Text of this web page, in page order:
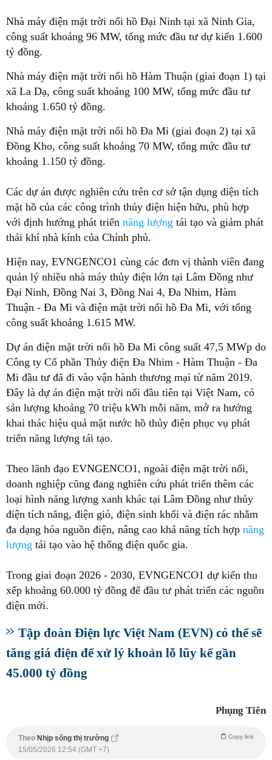
Nhà máy điện mặt trời nổi hồ Đại Ninh tại xã Ninh Gia,
công suất khoảng 96 MW, tổng mức đầu tư dự kiến 1.600
tỷ đồng.
Nhà máy điện mặt trời nổi hồ Hàm Thuận (giai đoạn 1) tại
xã La Dạ, công suất khoảng 100 MW, tổng mức đầu tư
khoảng 1.650 tỷ đồng.
Nhà máy điện mặt trời nổi hồ Đa Mi (giai đoạn 2) tại xã
Đồng Kho, công suất khoảng 70 MW, tổng mức đầu tư
khoảng 1.150 tỷ đồng.
Các dự án được nghiên cứu trên cơ sở tận dụng diện tích
mặt hồ của các công trình thủy điện hiện hữu, phù hợp
với định hướng phát triển năng lượng tái tạo và giảm phát
thải khí nhà kính của Chính phủ.
Hiện nay, EVNGENCO1 cùng các đơn vị thành viên đang
quản lý nhiều nhà máy thủy điện lớn tại Lâm Đồng như
Đại Ninh, Đồng Nai 3, Đồng Nai 4, Đa Nhim, Hàm
Thuận - Đa Mi và điện mặt trời nổi hồ Đa Mi, với tổng
công suất khoảng 1.615 MW.
Dự án điện mặt trời nổi hồ Đa Mi công suất 47,5 MWp do
Công ty Cổ phần Thủy điện Đa Nhim - Hàm Thuận - Đa
Mi đầu tư đã đi vào vận hành thương mại từ năm 2019.
Đây là dự án điện mặt trời nổi đầu tiên tại Việt Nam, có
sản lượng khoảng 70 triệu kWh mỗi năm, mở ra hướng
khai thác hiệu quả mặt nước hồ thủy điện phục vụ phát
triển năng lượng tái tạo.
Theo lãnh đạo EVNGENCO1, ngoài điện mặt trời nổi,
doanh nghiệp cũng đang nghiên cứu phát triển thêm các
loại hình năng lượng xanh khác tại Lâm Đồng như thủy
điện tích năng, điện gió, điện sinh khối và điện rác nhằm
đa dạng hóa nguồn điện, nâng cao khả năng tích hợp năng
lượng tái tạo vào hệ thống điện quốc gia.
Trong giai đoạn 2026 - 2030, EVNGENCO1 dự kiến thu
xếp khoảng 60.000 tỷ đồng để đầu tư phát triển các nguồn
điện mới.
Tập đoàn Điện lực Việt Nam (EVN) có thể sẽ
tăng giá điện để xử lý khoản lỗ lũy kế gần
45.000 tỷ đồng
Phụng Tiên
Theo Nhịp sống thị trường Copy link
15/05/2026 12:54 (GMT +7)